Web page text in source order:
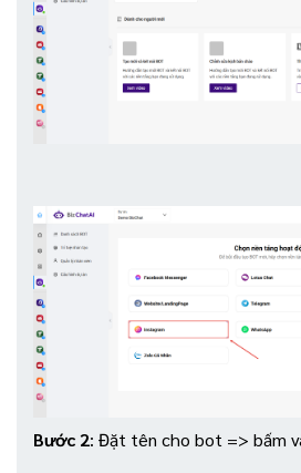
Bước 2: Đặt tên cho bot => bấm